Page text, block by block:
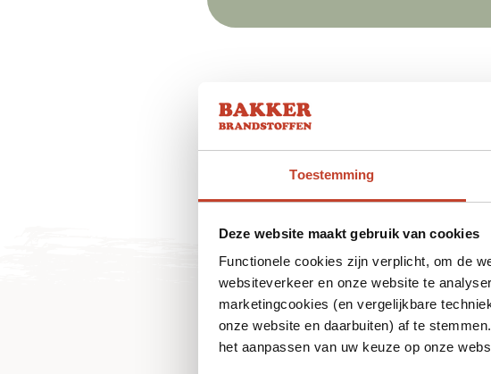
Toestemming
Deze website maakt gebruik van cookies
Functionele cookies zijn verplicht, om de
websiteverkeer en onze website te
marketingcookies (en vergelijkbare
onze website en daarbuiten) af te
het aanpassen van uw keuze op onze